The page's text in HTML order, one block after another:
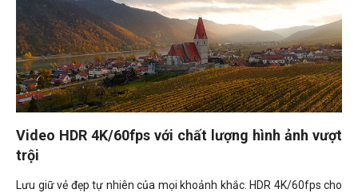
Video HDR 4K/60fps với chất lượng hình ảnh vượt
trội
Lưu giữ vẻ đẹp tự nhiên của mọi khoảnh khắc. HDR 4K/60fps cho